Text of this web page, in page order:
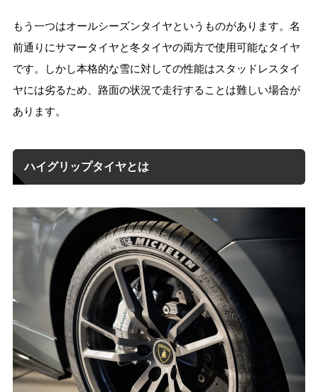
もう一つはオールシーズンタイヤというものがあります。名
前通りにサマータイヤと冬タイヤの両方で使用可能なタイヤ
です。しかし本格的な雪に対しての性能はスタッドレスタイ
ヤには劣るため、路面の状況で走行することは難しい場合が
あります。
ハイグリップタイヤとは